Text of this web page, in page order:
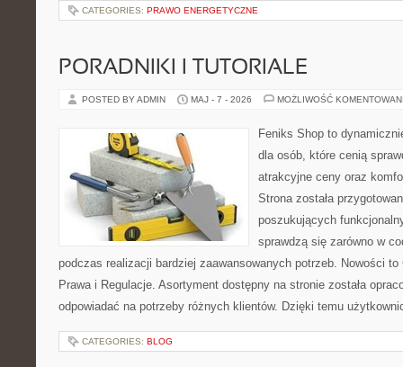
CATEGORIES: PRAWO ENERGETYCZNE
PORADNIKI I TUTORIALE
POSTED BY ADMIN MAJ - 7 - 2026 MOŻLIWOŚĆ
Feniks Shop to
dla osób, które cenią
atrakcyjne ceny oraz
Strona została
poszukujących
sprawdzą się zarówno w
podczas realizacji bardziej zaawansowanych potrzeb. Nowości
Prawa i Regulacje. Asortyment dostępny na stronie została
odpowiadać na potrzeby różnych klientów. Dzięki temu
CATEGORIES: BLOG